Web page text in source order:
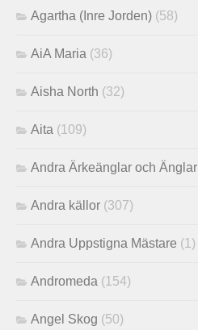
Agartha (Inre Jorden) (58)
AiA Maria (36)
Aisha North (32)
Aita (109)
Andra Ärkeänglar och Änglar
Andra källor (307)
Andra Uppstigna Mästare (1)
Andromeda (154)
Angel Skog (50)